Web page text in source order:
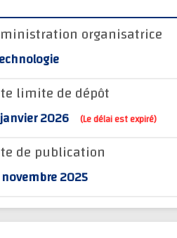
Administration organisatrice
BTechnologie
Date limite de dépôt
17 janvier 2026(Le délai est expiré)
Date de publication
28 novembre 2025